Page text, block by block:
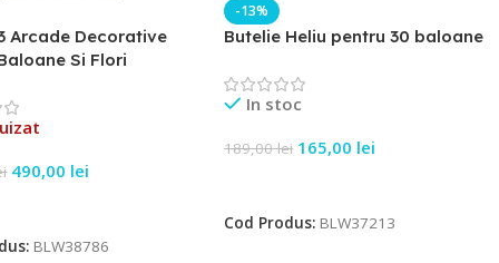
Arcade Decorative
Si Flori
490,00 lei
BLW38786
-13%
Butelie Heliu pentru 30 baloane
In stoc
189,00lei 165,00 lei
Cod Produs: BLW37213